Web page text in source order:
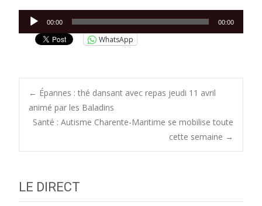
Lecteur
audio
00:00 00:00
WhatsApp
Post
← Épannes : thé dansant avec repas jeudi 11 avril
animé par les Baladins
Santé : Autisme Charente-Maritime se mobilise toute
cette semaine →
LE DIRECT